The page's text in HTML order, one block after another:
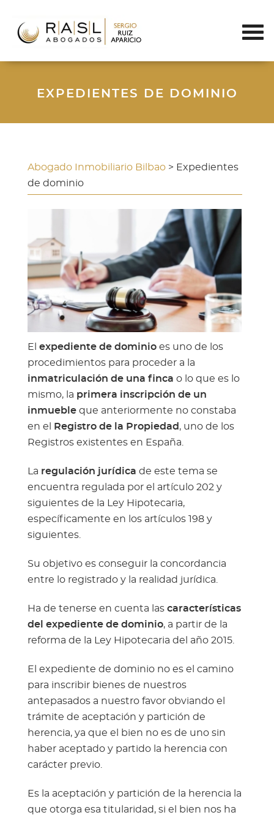
EXPEDIENTES DE DOMINIO
Abogado Inmobiliario Bilbao> Expedientes
de dominio
El expediente de dominioes uno de los
procedimientos para proceder a la
inmatriculación de una finca o lo que es lo
mismo, la primera inscripción de un
inmuebleque anteriormente no constaba
en el
Registro de la Propiedad , uno de los
Registros existentes en España.
La regulación jurídica de este tema se
encuentra regulada por el artículo 202 y
siguientes de la Ley Hipotecaria,
específicamente en los artículos 198 y
siguientes.
Su objetivo es conseguir la concordancia
entre lo registrado y la realidad jurídica.
Ha de tenerse en cuenta las características
del expediente de dominio, a partir de la
reforma de la Ley Hipotecaria del año 2015.
El expediente de dominio no es el camino
para inscribir bienes de nuestros
antepasados a nuestro favor obviando el
trámite de aceptación y partición de
herencia, ya que el bien no es de uno sin
haber aceptado y partido la herencia con
carácter previo.
Es la aceptación y partición de la herencia la
que otorga esa titularidad, si el bien nos ha